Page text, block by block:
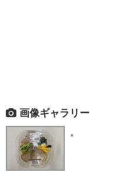
画像ギャラリー